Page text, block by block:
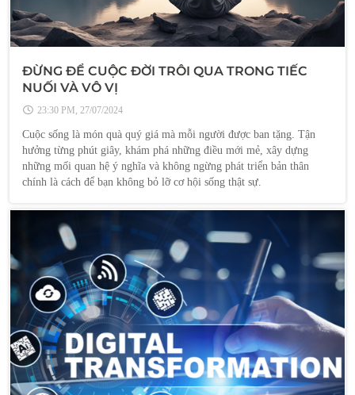
ĐỪNG ĐỂ CUỘC ĐỜI TRÔI QUA TRONG TIẾC
NUỐI VÀ VÔ VỊ
23:30 PM, 27/07/2024
Cuộc sống là món quà quý giá mà mỗi người được ban tặng. Tận
hưởng từng phút giây, khám phá những điều mới mẻ, xây dựng
những mối quan hệ ý nghĩa và không ngừng phát triển bản thân
chính là cách để bạn không bỏ lỡ cơ hội sống thật sự.